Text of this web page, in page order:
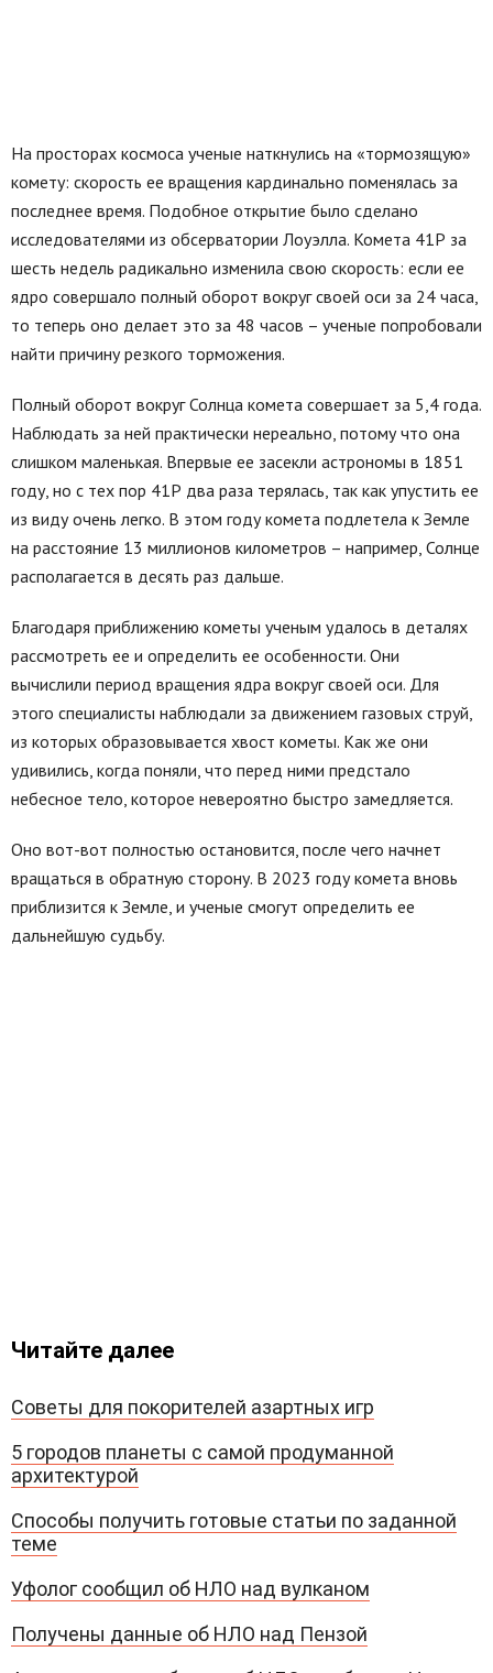
На просторах космоса ученые наткнулись на «тормозящую»
комету: скорость ее вращения кардинально поменялась за
последнее время. Подобное открытие было сделано
исследователями из обсерватории Лоуэлла. Комета 41Р за
шесть недель радикально изменила свою скорость: если ее
ядро совершало полный оборот вокруг своей оси за 24 часа,
то теперь оно делает это за 48 часов – ученые попробовали
найти причину резкого торможения.
Полный оборот вокруг Солнца комета совершает за 5,4 года.
Наблюдать за ней практически нереально, потому что она
слишком маленькая. Впервые ее засекли астрономы в 1851
году, но с тех пор 41Р два раза терялась, так как упустить ее
из виду очень легко. В этом году комета подлетела к Земле
на расстояние 13 миллионов километров – например, Солнце
располагается в десять раз дальше.
Благодаря приближению кометы ученым удалось в деталях
рассмотреть ее и определить ее особенности. Они
вычислили период вращения ядра вокруг своей оси. Для
этого специалисты наблюдали за движением газовых струй,
из которых образовывается хвост кометы. Как же они
удивились, когда поняли, что перед ними предстало
небесное тело, которое невероятно быстро замедляется.
Оно вот-вот полностью остановится, после чего начнет
вращаться в обратную сторону. В 2023 году комета вновь
приблизится к Земле, и ученые смогут определить ее
дальнейшую судьбу.
Читайте далее
Советы для покорителей азартных игр
5 городов планеты с самой продуманной
архитектурой
Способы получить готовые статьи по заданной
теме
Уфолог сообщил об НЛО над вулканом
Получены данные об НЛО над Пензой